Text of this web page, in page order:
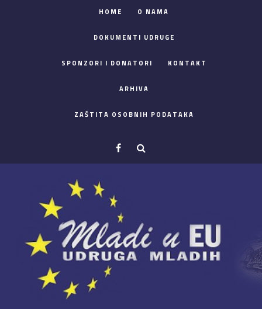
HOME O NAMA
DOKUMENTI UDRUGE
SPONZORI I DONATORI KONTAKT
ARHIVA
ZAŠTITA OSOBNIH PODATAKA